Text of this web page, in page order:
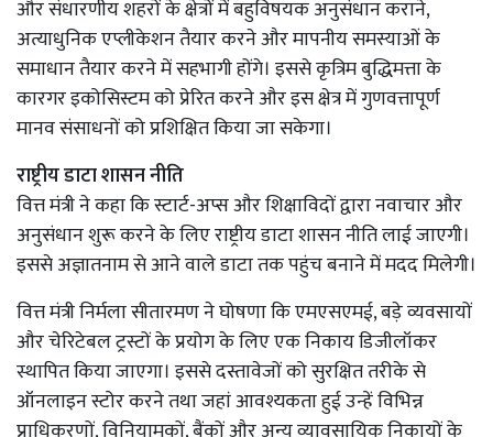
और संधारणीय शहरों के क्षेत्रों में बहुविषयक अनुसंधान कराने,
अत्याधुनिक एप्लीकेशन तैयार करने और मापनीय समस्याओं के
समाधान तैयार करने में सहभागी होंगे। इससे कृत्रिम बुद्धिमत्ता के
कारगर इकोसिस्टम को प्रेरित करने और इस क्षेत्र में गुणवत्तापूर्ण
मानव संसाधनों को प्रशिक्षित किया जा सकेगा।
राष्ट्रीय डाटा शासन नीति
वित्त मंत्री ने कहा कि स्टार्ट-अप्स और शिक्षाविदों द्वारा नवाचार और
अनुसंधान शुरू करने के लिए राष्ट्रीय डाटा शासन नीति लाई जाएगी।
इससे अज्ञातनाम से आने वाले डाटा तक पहुंच बनाने में मदद मिलेगी।
वित्त मंत्री निर्मला सीतारमण ने घोषणा कि एमएसएमई, बड़े व्यवसायों
और चेरिटेबल ट्रस्टों के प्रयोग के लिए एक निकाय डिजीलॉकर
स्थापित किया जाएगा। इससे दस्तावेजों को सुरक्षित तरीके से
ऑनलाइन स्टोर करने तथा जहां आवश्यकता हुई उन्हें विभिन्न